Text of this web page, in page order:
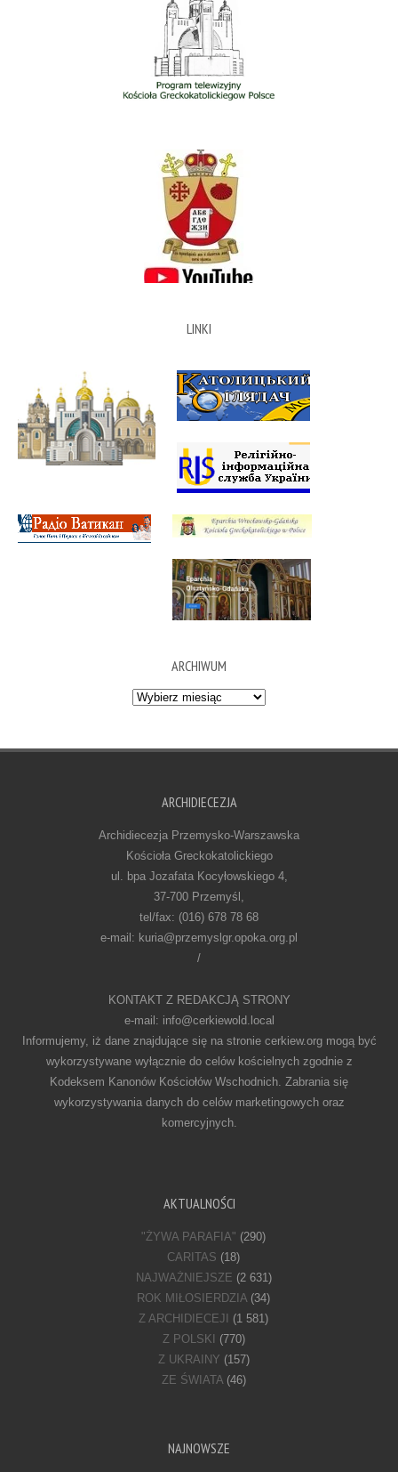
LINKI
ARCHIWUM
Archiwum
ARCHIDIECEZJA
Archidiecezja Przemysko-Warszawska
Kościoła Greckokatolickiego
ul. bpa Jozafata Kocyłowskiego 4,
37-700 Przemyśl,
tel/fax: (016) 678 78 68
e-mail: kuria@przemyslgr.opoka.org.pl
/
KONTAKT Z REDAKCJĄ STRONY
e-mail: info@cerkiewold.local
Informujemy, iż dane znajdujące się na stronie cerkiew.org mogą być
wykorzystywane wyłącznie do celów kościelnych zgodnie z
Kodeksem Kanonów Kościołów Wschodnich. Zabrania się
wykorzystywania danych do celów marketingowych oraz
komercyjnych.
AKTUALNOŚCI
"ŻYWA PARAFIA" (290)
CARITAS (18)
NAJWAŻNIEJSZE (2 631)
ROK MIŁOSIERDZIA(34)
Z ARCHIDIECEJI
(1 581)
Z POLSKI
(770)
Z UKRAINY (157)
ZE ŚWIATA(46)
NAJNOWSZE